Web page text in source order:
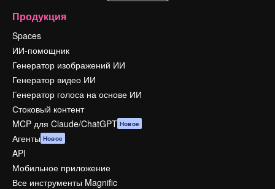
Продукция
Spaces
ИИ-помощник
Генератор изображений ИИ
Генератор видео ИИ
Генератор голоса на основе ИИ
Стоковый контент
MCP для Claude/ChatGPT Новое
Агенты Новое
API
Мобильное приложение
Все инструменты Magnific